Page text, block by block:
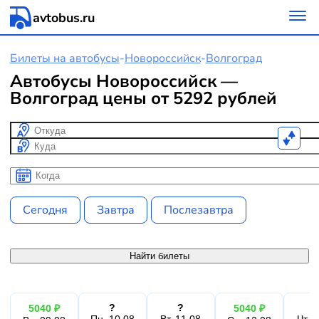
avtobus.ru
Билеты на автобусы-Новороссийск-Волгоград
Автобусы Новороссийск —
Волгоград цены от 5292 рублей
Откуда
Куда
Когда
Когда
Сегодня Завтра Послезавтра
Найти билеты
5040 ₽
?
?
5040 ₽